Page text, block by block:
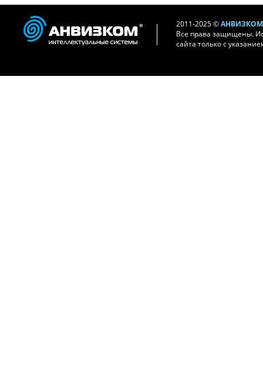
2011-2025 ©
Все права защищены.
сайта только с